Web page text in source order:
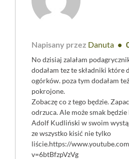
Napisany przez Danuta
No dzisiaj zalałam
dodałam tez te składniki które
ogórków. poza tym dodałam
pokrojone.
Zobaczę co z tego będzie.
odrzuca. Ale może smak będzie
Adolf Kudliński w swoim
ze wszystko kisić nie tylko
liście.https://
v=6btBfzpVzVg